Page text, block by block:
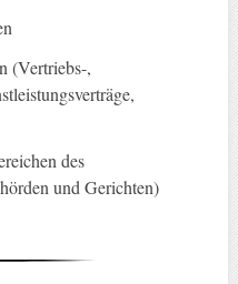
(Vertriebs-,
des
und Gerichten)